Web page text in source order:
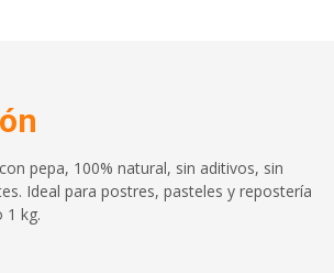
pepa, 100% natural, sin aditivos, sin
Ideal para postres, pasteles y repostería
1 kg.